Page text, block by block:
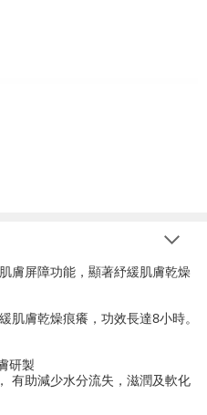
膚屏障功能，顯著紓緩肌膚乾燥
肌膚乾燥痕癢，功效長達8小時。
研製
有助減少水分流失，滋潤及軟化